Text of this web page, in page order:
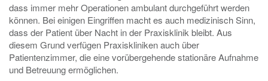
dass immer mehr Operationen ambulant durchgeführt werden
können. Bei einigen Eingriffen macht es auch medizinisch Sinn,
dass der Patient über Nacht in der Praxisklinik bleibt. Aus
diesem Grund verfügen Praxiskliniken auch über
Patientenzimmer, die eine vorübergehende stationäre Aufnahme
und Betreuung ermöglichen.